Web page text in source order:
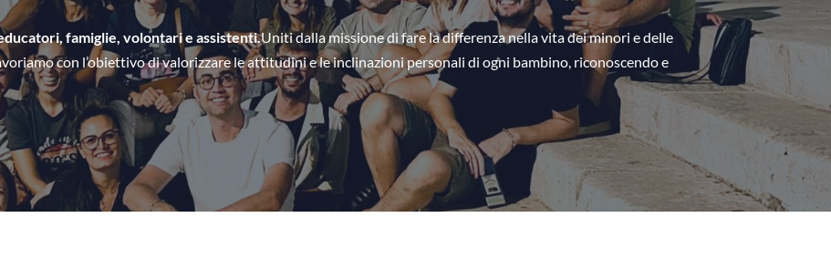
famiglie, volontari e assistenti.Uniti dalla missione di fare la differenza nella vita dei minori e delle
con l’obiettivo di valorizzare le attitudini e le inclinazioni personali di ogni bambino, riconoscendo e